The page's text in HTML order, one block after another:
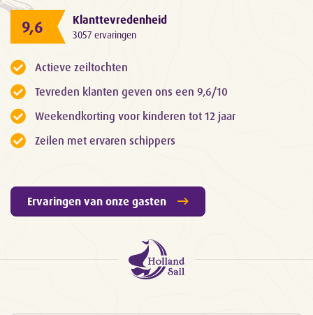
9,6 Klanttevredenheid
3057 ervaringen
Actieve zeiltochten
Tevreden klanten geven ons een 9,6/10
Weekendkorting voor kinderen tot 12 jaar
Zeilen met ervaren schippers
Ervaringen van onze gasten